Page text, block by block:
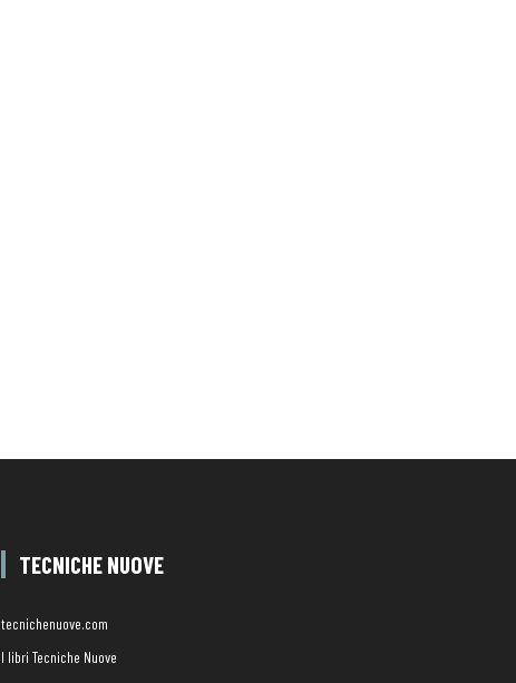
TECNICHE NUOVE
tecnichenuove.com
I libri Tecniche Nuove